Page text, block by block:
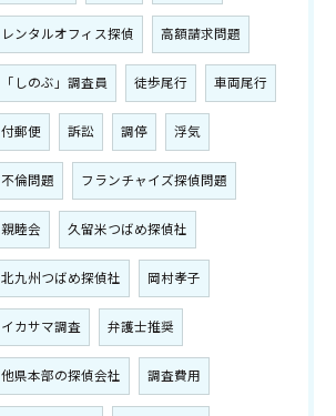
レンタルオフィス探偵 高額請求問題
「しのぶ」調査員 徒歩尾行 車両尾行
付郵便 訴訟 調停 浮気
不倫問題 フランチャイズ探偵問題
親睦会 久留米つばめ探偵社
北九州つばめ探偵社 岡村孝子
イカサマ調査 弁護士推奨
他県本部の探偵会社 調査費用